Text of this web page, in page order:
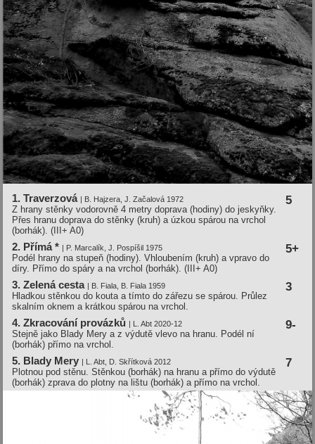
1. Traverzová | B. Hajzera, J. Začalová 1972 5
Z hrany stěnky vodorovně 4 metry doprava (hodiny) do jeskyňky.
Přes hranu doprava do stěnky (kruh) a úzkou spárou na vrchol
(borhák). (III+ A0)
2. Pří­má * | P. Marcalí­k, J. Pospí­šil 1975 5+
Podél hrany na stupeň (hodiny). Vhloubením (kruh) a vpravo do
díry. Přímo do spáry a na vrchol (borhák). (III+ A0)
3. Zelená cesta | B. Fiala, B. Fiala 1959 3
Hladkou stěnkou do kouta a tímto do zářezu se spárou. Průlez
skalním oknem a krátkou spárou na vrchol.
4. Zkracování provázků | L. Abt 2020-12 9-
Stejně jako Blady Mery a z výdutě vlevo na hranu. Podél ní
(borhák) přímo na vrchol.
5. Blady Mery | L. Abt, D. Skřítková 2012 7
Plotnou pod stěnu. Stěnkou (borhák) na hranu a přímo do výdutě
(borhák) zprava do plotny na lištu (borhák) a přímo na vrchol.